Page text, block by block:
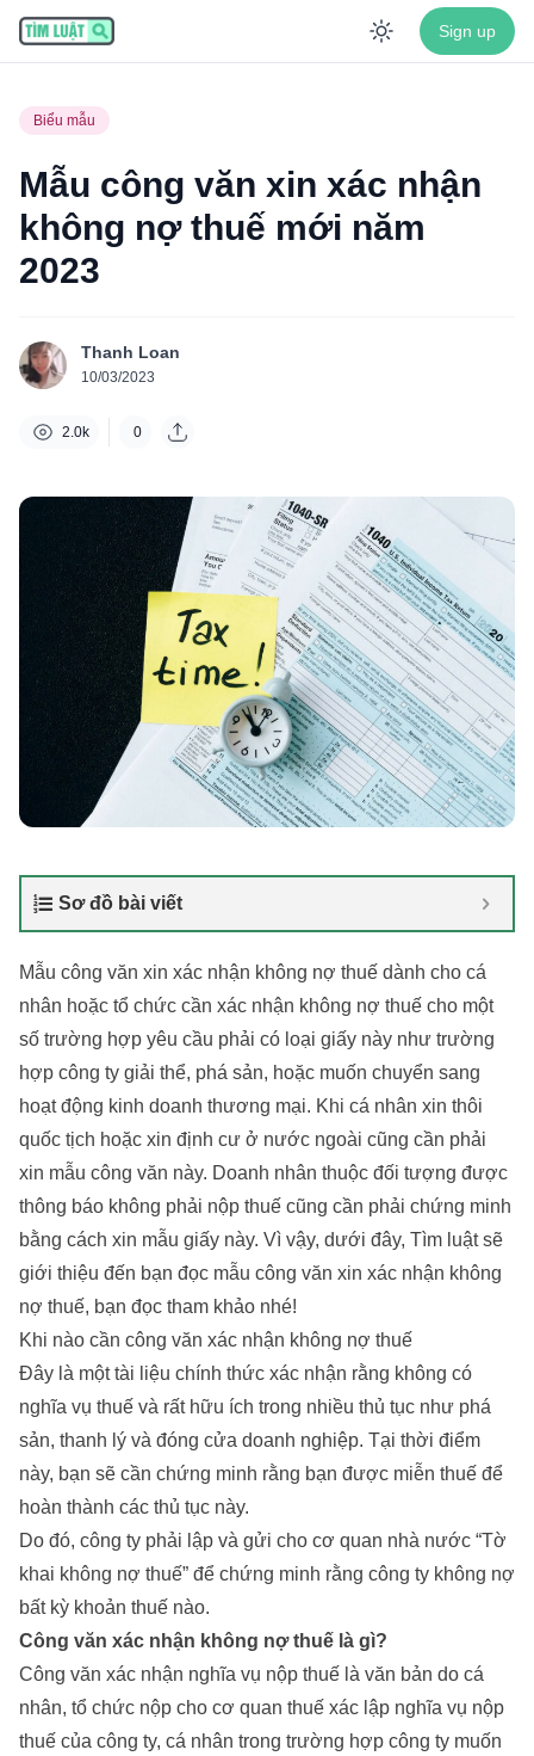
Enable
Sign up
Biểu mẫu
Mẫu công văn xin xác nhận
không nợ thuế mới năm
2023
Thanh Loan
10/03/2023
2.0k 0
Sơ đồ bài viết
Mẫu công văn xin xác nhận không nợ thuế dành cho cá
nhân hoặc tổ chức cần xác nhận không nợ thuế cho một
số trường hợp yêu cầu phải có loại giấy này như trường
hợp công ty giải thể, phá sản, hoặc muốn chuyển sang
hoạt động kinh doanh thương mại. Khi cá nhân xin thôi
quốc tịch hoặc xin định cư ở nước ngoài cũng cần phải
xin mẫu công văn này. Doanh nhân thuộc đối tượng được
thông báo không phải nộp thuế cũng cần phải chứng minh
bằng cách xin mẫu giấy này. Vì vậy, dưới đây, Tìm luật sẽ
giới thiệu đến bạn đọc mẫu công văn xin xác nhận không
nợ thuế, bạn đọc tham khảo nhé!
Khi nào cần công văn xác nhận không nợ thuế
Đây là một tài liệu chính thức xác nhận rằng không có
nghĩa vụ thuế và rất hữu ích trong nhiều thủ tục như phá
sản, thanh lý và đóng cửa doanh nghiệp. Tại thời điểm
này, bạn sẽ cần chứng minh rằng bạn được miễn thuế để
hoàn thành các thủ tục này.
Do đó, công ty phải lập và gửi cho cơ quan nhà nước “Tờ
khai không nợ thuế” để chứng minh rằng công ty không nợ
bất kỳ khoản thuế nào.
Công văn xác nhận không nợ thuế là gì?
Công văn xác nhận nghĩa vụ nộp thuế là văn bản do cá
nhân, tổ chức nộp cho cơ quan thuế xác lập nghĩa vụ nộp
thuế của công ty, cá nhân trong trường hợp công ty muốn